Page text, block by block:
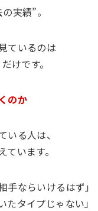
実績”。
ているのは
だけです。
のか
いる人は、
います。
手ならいけるはず」
たタイプじゃない」